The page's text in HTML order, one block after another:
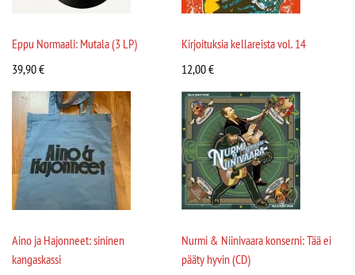
Eppu Normaali: Mutala (3 LP)
39,90€
Kirjoituksia kellareista vol. 14
12,00€
Aino ja Hajonneet: sininen
kangaskassi
Nurmi & Niinivaara konserni: Tää ei
pääty hyvin (CD)